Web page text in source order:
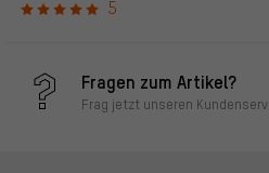
5
Fragen zum Artikel?
Frag jetzt unseren